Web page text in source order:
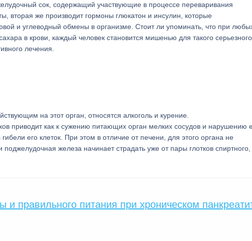
сок, содержащий участвующие в процессе переваривания
вторая же производит гормоны глюкатон и инсулин, которые
и углеводный обмены в организме. Стоит ли упоминать, что при
в крови, каждый человек становится мишенью для такого серьезного
лечения.
на этот орган, относятся алкоголь и курение.
приводит как к сужению питающих орган мелких сосудов и нарушению
его клеток. При этом в отличие от печени, для этого органа не
железа начинает страдать уже от пары глотков спиртного,
и правильного питания при хроническом